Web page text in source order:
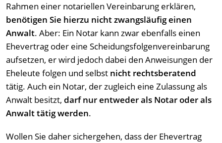
Rahmen einer notariellen Vereinbarung erklären,
benötigen Sie hierzu nicht zwangsläufig einen
Anwalt. Aber: Ein Notar kann zwar ebenfalls einen
Ehevertrag oder eine Scheidungsfolgenvereinbarung
aufsetzen, er wird jedoch dabei den Anweisungen der
Eheleute folgen und selbst nicht rechtsberatend
tätig. Auch ein Notar, der zugleich eine Zulassung als
Anwalt besitzt, darf nur entweder als Notar oder als
Anwalt tätig werden.
Wollen Sie daher sichergehen, dass der Ehevertrag